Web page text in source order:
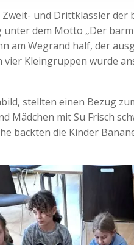
und Drittklässler
dem Motto „Der
am Wegrand half, der
Kleingruppen wurde
stellten einen Bezug
Mädchen mit Su Frisch
backten die Kinder